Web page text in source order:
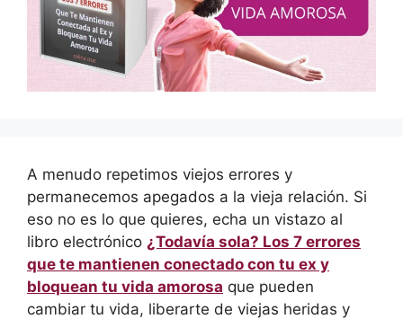
A menudo repetimos viejos errores y
permanecemos apegados a la vieja relación. Si
eso no es lo que quieres, echa un vistazo al
libro electrónico ¿Todavía sola? Los 7 errores
que te mantienen conectado con tu ex y
bloquean tu vida amorosa que pueden
cambiar tu vida, liberarte de viejas heridas y